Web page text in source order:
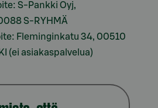
S-Pankki Oyj,
S-RYHMÄ
Fleminginkatu 34, 00510
(ei asiakaspalvelua)